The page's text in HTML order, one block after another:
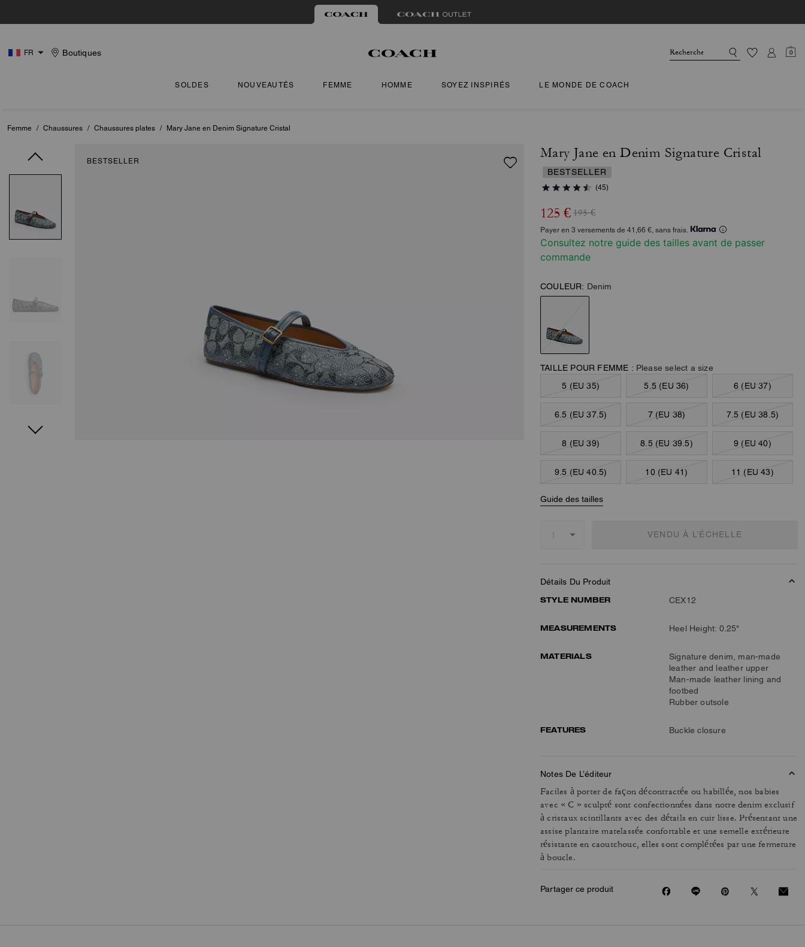
FR Boutiques 0
SOLDES NOUVEAUTÉS FEMME HOMME SOYEZ INSPIRÉS LE MONDE DE COACH
Femme / Chaussures / Chaussures plates / Mary Jane en Denim Signature Cristal
BESTSELLER
Mary Jane en Denim Signature Cristal
BESTSELLER
(45)
125 € 195 €
Payer en 3 versements de 41,66 €, sans frais.
Consultez notre guide des tailles avant de passer
commande
COULEUR: Denim
TAILLE POUR FEMME : Please select a size
5 (EU 35)
5.5 (EU 36) 6 (EU 37)
6.5 (EU 37.5) 7 (EU 38) 7.5 (EU 38.5)
8 (EU 39) 8.5 (EU 39.5) 9 (EU 40)
9.5 (EU 40.5) 10 (EU 41) 11 (EU 43)
Guide des tailles
VENDU À L’ÉCHELLE
Détails Du Produit
STYLE NUMBER
CEX12
MEASUREMENTS Heel Height: 0.25"
MATERIALS
Signature denim, man-made
leather and leather upper
Man-made leather lining and
footbed
Rubber outsole
FEATURES Buckle closure
Notes De L’éditeur
Faciles à porter de façon décontractée ou habillée, nos babies
avec « C » sculpté sont confectionnées dans notre denim exclusif
à cristaux scintillants avec des détails en cuir lisse. Présentant une
assise plantaire matelassée confortable et une semelle extérieure
résistante en caoutchouc, elles sont complétées par une fermeture
à boucle.
Partager ce produit